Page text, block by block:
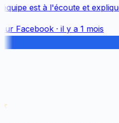
est à l'écoute et
Facebook· il y a 1 mois